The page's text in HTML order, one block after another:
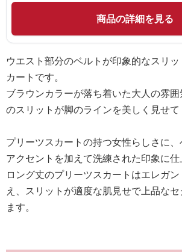
商品の詳細を見る
ウエスト部分のベルトが印象的なスリ
カートです。
ブラウンカラーが落ち着いた大人の雰
のスリットが脚のラインを美しく見せて
プリーツスカートの持つ女性らしさに
アクセントを加えて洗練された印象に仕
ロング丈のプリーツスカートはエレガ
え、スリットが適度な肌見せで上品な
ます。